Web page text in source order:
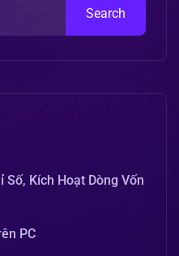
Search
Số, Kích Hoạt Dòng Vốn
PC